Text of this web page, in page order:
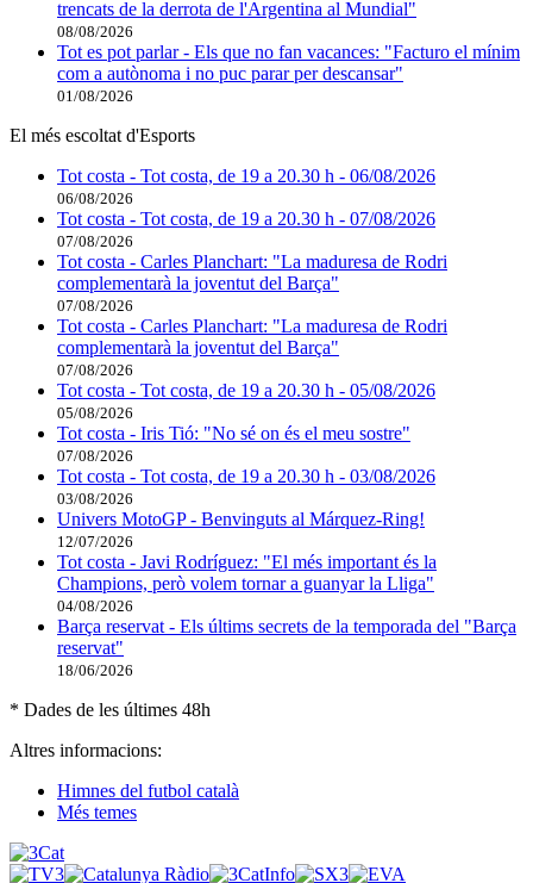
trencats de la derrota de l'Argentina al Mundial"
08/08/2026
Tot es pot parlar - Els que no fan vacances: "Facturo el mínim
com a autònoma i no puc parar per descansar"
01/08/2026
El més escoltat d'Esports
Tot costa - Tot costa, de 19 a 20.30 h - 06/08/2026
06/08/2026
Tot costa - Tot costa, de 19 a 20.30 h - 07/08/2026
07/08/2026
Tot costa - Carles Planchart: "La maduresa de Rodri
complementarà la joventut del Barça"
07/08/2026
Tot costa - Carles Planchart: "La maduresa de Rodri
complementarà la joventut del Barça"
07/08/2026
Tot costa - Tot costa, de 19 a 20.30 h - 05/08/2026
05/08/2026
Tot costa - Iris Tió: "No sé on és el meu sostre"
07/08/2026
Tot costa - Tot costa, de 19 a 20.30 h - 03/08/2026
03/08/2026
Univers MotoGP - Benvinguts al Márquez-Ring!
12/07/2026
Tot costa - Javi Rodríguez: "El més important és la
Champions, però volem tornar a guanyar la Lliga"
04/08/2026
Barça reservat - Els últims secrets de la temporada del "Barça
reservat"
18/06/2026
* Dades de les últimes 48h
Altres informacions:
Himnes del futbol català
Més temes